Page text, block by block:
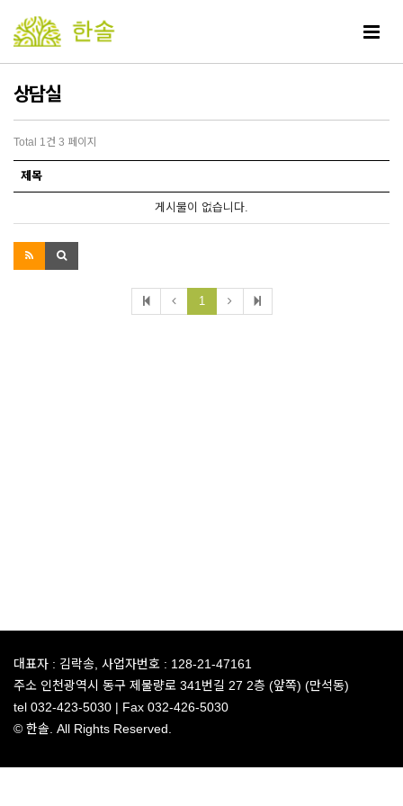
Toggle
상담실
Total 1건 3 페이지
제목
게시물이 없습니다.
1
대표자 : 김락송, 사업자번호 : 128-21-47161
주소 인천광역시 동구 제물량로 341번길 27 2층 (앞쪽) (만석동)
tel 032-423-5030 | Fax 032-426-5030
© 한솔. All Rights Reserved.